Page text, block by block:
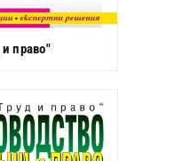
право"